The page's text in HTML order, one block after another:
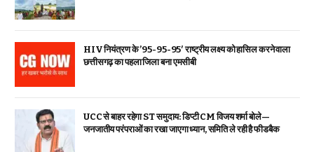
HIV नियंत्रण के ’95-95-95′ राष्ट्रीय लक्ष्य को हासिल करने वाला
छत्तीसगढ़ का पहला जिला बना एमसीबी
UCC से बाहर रहेगा ST समुदाय: डिप्टी CM विजय शर्मा बोले—
जनजातीय परंपराओं का रखा जाएगा ध्यान, समिति ले रही है फीडबैक